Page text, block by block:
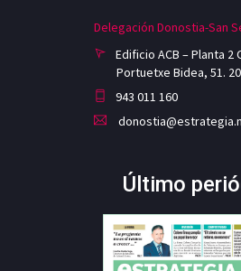
Delegación Donostia-San
Edificio ACB – Planta 2
Portuetxe Bidea, 51.
943 011 160
Último